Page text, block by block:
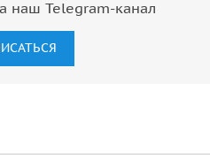
наш Telegram-канал